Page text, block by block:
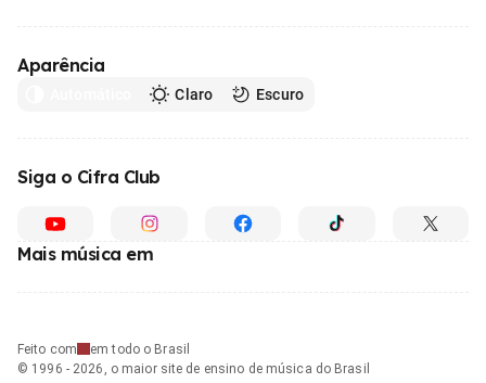
Aparência
Claro Escuro
Siga o Cifra Club
Mais música em
Feito com
em todo o Brasil
© 1996 - 2026, o maior site de ensino de música do Brasil